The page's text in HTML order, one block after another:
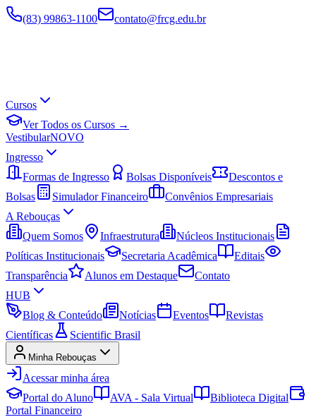
(83) 99863-1100 contato@frcg.edu.br
Cursos
Ver Todos os Cursos →
VestibularNOVO
Ingresso
Formas de Ingresso
Bolsas Disponíveis
Descontos e
Bolsas
Simulador Financeiro
Convênios Empresariais
A Rebouças
Quem Somos
Infraestrutura
Núcleos Institucionais
Políticas Institucionais
Secretaria Acadêmica
Editais
Transparência
Alunos em Destaque
Contato
HUB
Blog & Conteúdo
Notícias Eventos
Revistas
Científicas
Scientific Brasil
Minha Rebouças
Acessar minha área
Portal do Aluno
AVA - Sala Virtual
Biblioteca Digital
Portal Financeiro